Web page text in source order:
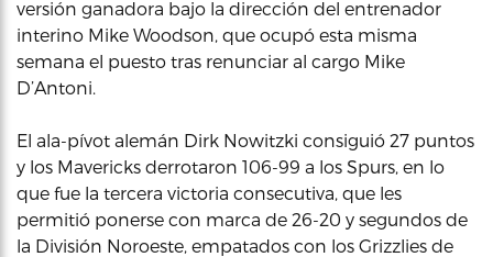
versión ganadora bajo la dirección del entrenador
interino Mike Woodson, que ocupó esta misma
semana el puesto tras renunciar al cargo Mike
D’Antoni.
El ala-pívot alemán Dirk Nowitzki consiguió 27 puntos
y los Mavericks derrotaron 106-99 a los Spurs, en lo
que fue la tercera victoria consecutiva, que les
permitió ponerse con marca de 26-20 y segundos de
la División Noroeste, empatados con los Grizzlies de